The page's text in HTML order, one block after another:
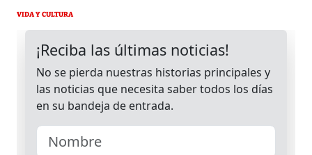
VIDA Y CULTURA